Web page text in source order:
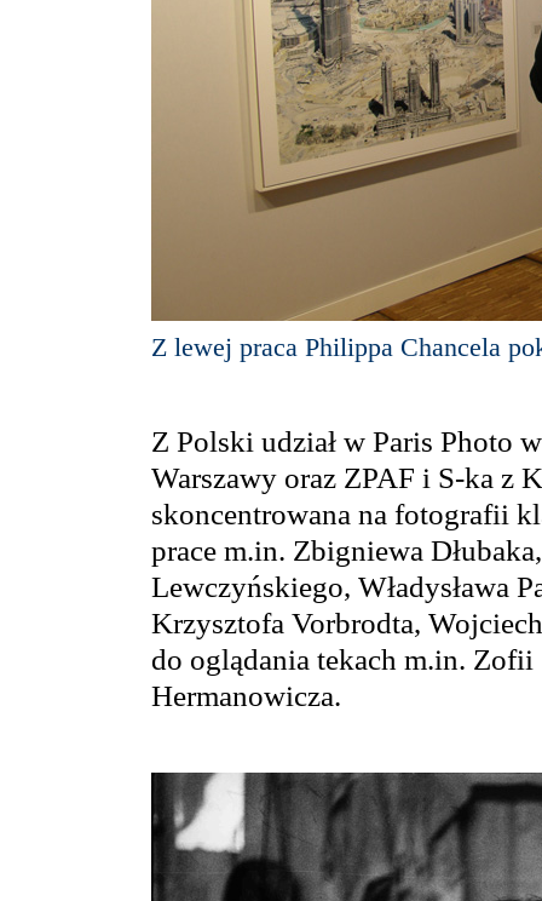
Z lewej praca Philippa Chancela
Z Polski udział w Paris Photo
Warszawy oraz ZPAF i S-ka z
skoncentrowana na fotografii
prace m.in. Zbigniewa
Lewczyńskiego, Władysława
Krzysztofa Vorbrodta,
do oglądania tekach m.in.
Hermanowicza.